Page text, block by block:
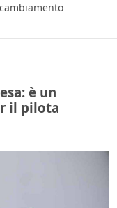
è un
il pilota